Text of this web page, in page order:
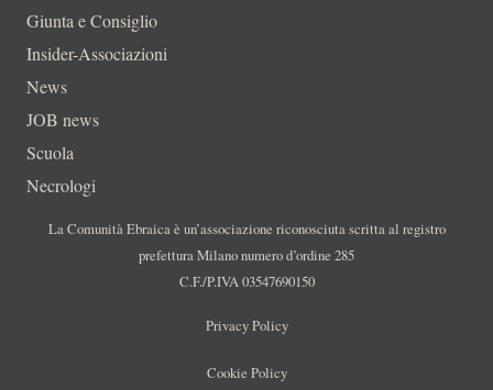
Giunta e Consiglio
Insider-Associazioni
News
JOB news
Scuola
Necrologi
La Comunità Ebraica è un’associazione riconosciuta scritta al registro
prefettura Milano numero d’ordine 285
C.F./P.IVA 03547690150
Privacy Policy
Cookie Policy